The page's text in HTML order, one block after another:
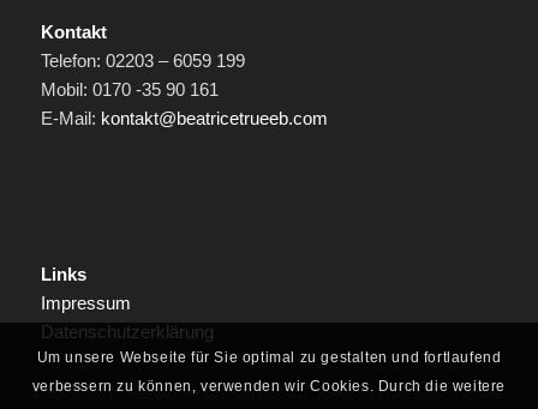
Kontakt
Telefon: 02203 – 6059 199
Mobil: 0170 -35 90 161
E-Mail: kontakt@beatricetrueeb.com
Links
Impressum
Datenschutzerklärung
Um unsere Webseite für Sie optimal zu gestalten und fortlaufend
verbessern zu können, verwenden wir Cookies. Durch die weitere